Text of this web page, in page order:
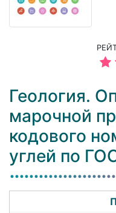
Геология.
марочной
кодового
углей по